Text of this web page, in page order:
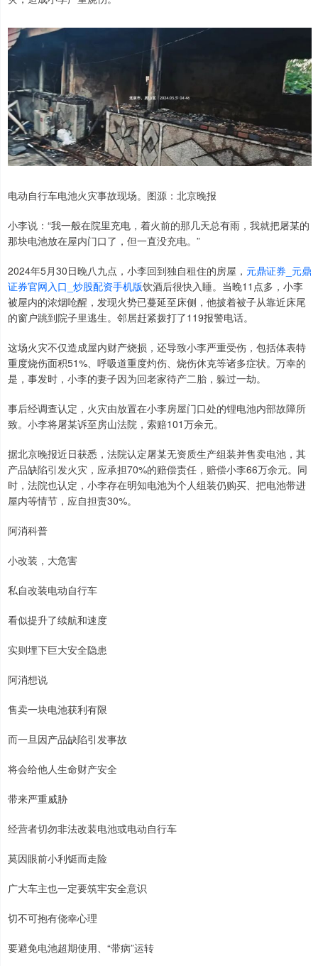
电动自行车电池火灾事故现场。图源：北京晚报
小李说：“我一般在院里充电，着火前的那几天总有雨，我就把屠某的
那块电池放在屋内门口了，但一直没充电。”
2024年5月30日晚八九点，小李回到独自租住的房屋， 元鼎证券_元鼎
证券官网入口_炒股配资手机版饮酒后很快入睡。当晚11点多，小李
被屋内的浓烟呛醒，发现火势已蔓延至床侧，他披着被子从靠近床尾
的窗户跳到院子里逃生。邻居赶紧拨打了119报警电话。
这场火灾不仅造成屋内财产烧损，还导致小李严重受伤，包括体表特
重度烧伤面积51%、呼吸道重度灼伤、烧伤休克等诸多症状。万幸的
是，事发时，小李的妻子因为回老家待产二胎，躲过一劫。
事后经调查认定，火灾由放置在小李房屋门口处的锂电池内部故障所
致。小李将屠某诉至房山法院，索赔101万余元。
据北京晚报近日获悉，法院认定屠某无资质生产组装并售卖电池，其
产品缺陷引发火灾，应承担70%的赔偿责任，赔偿小李66万余元。同
时，法院也认定，小李存在明知电池为个人组装仍购买、把电池带进
屋内等情节，应自担责30%。
阿消科普
小改装，大危害
私自改装电动自行车
看似提升了续航和速度
实则埋下巨大安全隐患
阿消想说
售卖一块电池获利有限
而一旦因产品缺陷引发事故
将会给他人生命财产安全
带来严重威胁
经营者切勿非法改装电池或电动自行车
莫因眼前小利铤而走险
广大车主也一定要筑牢安全意识
切不可抱有侥幸心理
要避免电池超期使用、“带病”运转